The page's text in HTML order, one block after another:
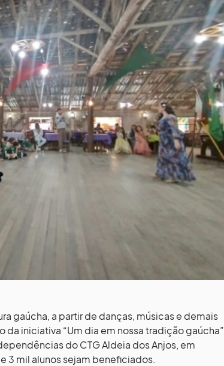
gaúcha, a partir de danças, músicas e demais
iniciativa “Um dia em nossa tradição gaúcha”
do CTG Aldeia dos Anjos, em
3 mil alunos sejam beneficiados.